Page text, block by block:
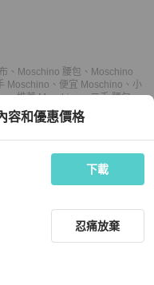
、 Moschino 腰包 、 Moschino
Moschino 、 便宜 Moschino 、 小
、推薦 Moschino、二手 腰包、
推薦 腰包、二手 包包
包
容和優惠價格
下載
忍痛放棄